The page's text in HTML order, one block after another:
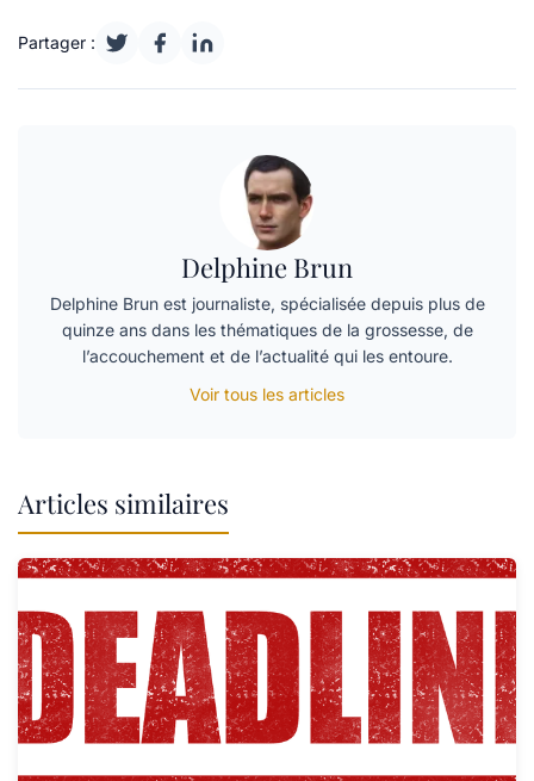
Partager :
Delphine Brun
Delphine Brun est journaliste, spécialisée depuis plus de
quinze ans dans les thématiques de la grossesse, de
l’accouchement et de l’actualité qui les entoure.
Voir tous les articles
Articles similaires